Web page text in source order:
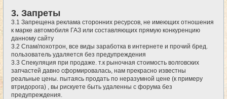
3. Запреты
3.1 Запрещена реклама сторонних ресурсов, не имеющих отношения
к марке автомобиля ГАЗ или составляющих прямую конкуренцию
данному сайту
3.2 Спам/лохотрон, все виды заработка в интернете и прочий бред.
пользователь удаляется без предупреждения
3.3 Спекуляция при продаже. т.к рыночная стоимость волговских
запчастей давно сформировалась, нам прекрасно известны
реальные цены. пытаясь продать по неразумной цене (к примеру
втридорога) , вы рискуете быть удаленны с форума без
предупреждения.